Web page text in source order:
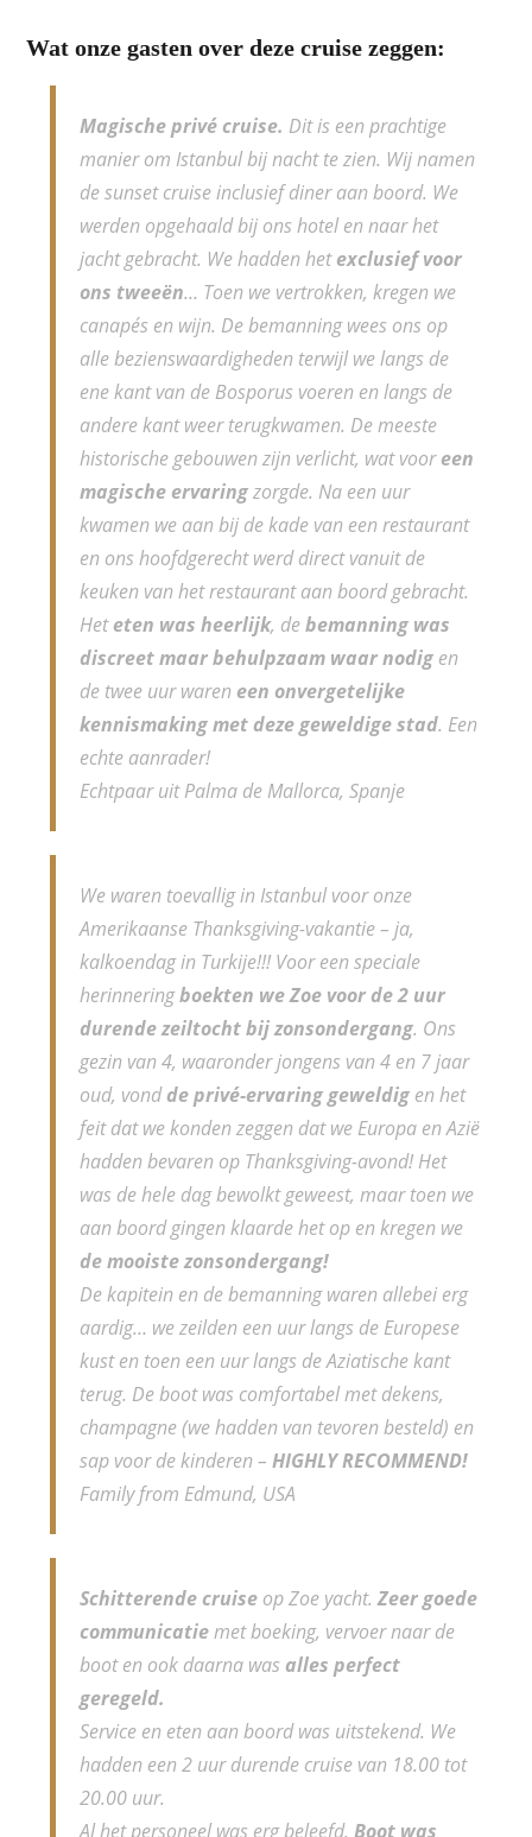
Wat onze gasten over deze cruise zeggen:
Magische privé cruise. Dit is een prachtige
manier om Istanbul bij nacht te zien. Wij namen
de sunset cruise inclusief diner aan boord. We
werden opgehaald bij ons hotel en naar het
jacht gebracht. We hadden hetexclusief voor
ons tweeën… Toen we vertrokken, kregen we
canapés en wijn. De bemanning wees ons op
alle bezienswaardigheden terwijl we langs de
ene kant van de Bosporus voeren en langs de
andere kant weer terugkwamen. De meeste
historische gebouwen zijn verlicht, wat vooreen
magische ervaringzorgde. Na een uur
kwamen we aan bij de kade van een restaurant
en ons hoofdgerecht werd direct vanuit de
keuken van het restaurant aan boord gebracht.
Heteten was heerlijk, debemanning was
discreet maar behulpzaam waar nodig en
de twee uur waren een onvergetelijke
kennismaking met deze geweldige stad. Een
echte aanrader!
Echtpaar uit Palma de Mallorca, Spanje
We waren toevallig in Istanbul voor onze
Amerikaanse Thanksgiving-vakantie – ja,
kalkoendag in Turkije!!! Voor een speciale
herinneringboekten we Zoe voor de 2 uur
durende zeiltocht bij zonsondergang. Ons
gezin van 4, waaronder jongens van 4 en 7 jaar
oud, vondde privé-ervaring geweldig en het
feit dat we konden zeggen dat we Europa en Azië
hadden bevaren op Thanksgiving-avond! Het
was de hele dag bewolkt geweest, maar toen we
aan boord gingen klaarde het op en kregen we
de mooiste zonsondergang!
De kapitein en de bemanning waren allebei erg
aardig… we zeilden een uur langs de Europese
kust en toen een uur langs de Aziatische kant
terug. De boot was comfortabel met dekens,
champagne (we hadden van tevoren besteld) en
sap voor de kinderen –HIGHLY RECOMMEND!
Family from Edmund, USA
Schitterende cruise op Zoe yacht.Zeer goede
communicatiemet boeking, vervoer naar de
boot en ook daarna was alles perfect
geregeld.
Service en eten aan boord was uitstekend. We
hadden een 2 uur durende cruise van 18.00 tot
20.00 uur.
Al het personeel was erg beleefd. Boot was